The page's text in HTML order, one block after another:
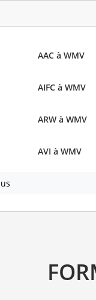
AAC à WMV
AIFC à WMV
ARW à WMV
AVI à WMV